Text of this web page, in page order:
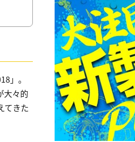
」。
大々的
てきた